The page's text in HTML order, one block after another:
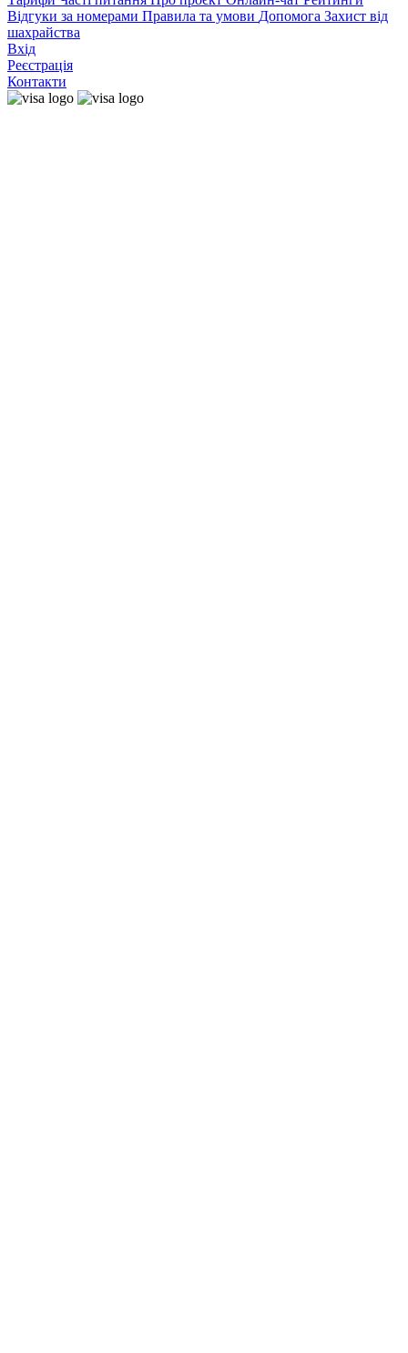
Відгуки за номерами Правила та умови Допомога Захист від
шахрайства
Вхід
Реєстрація
Контакти